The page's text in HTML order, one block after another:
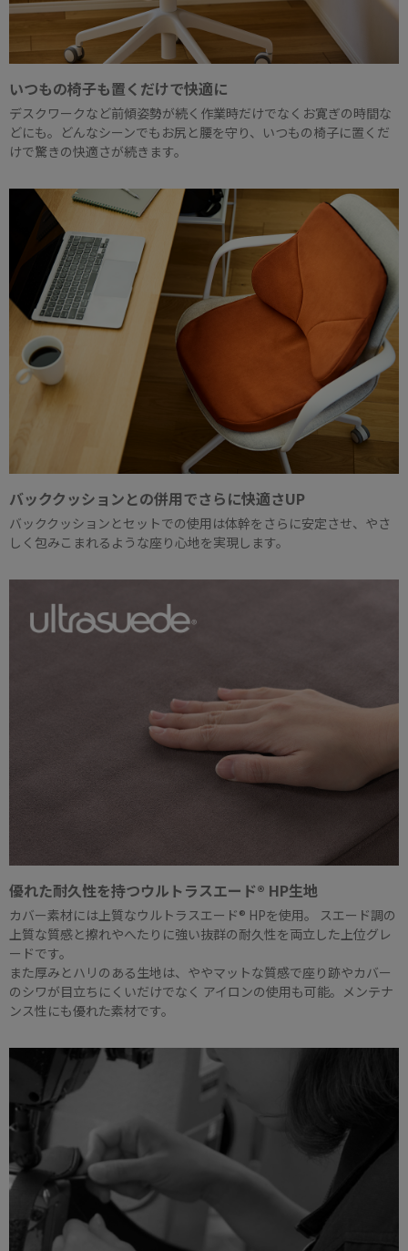
いつもの椅子も置くだけで快適に
デスクワークなど前傾姿勢が続く作業時だけでなくお寛ぎの時間な
どにも。どんなシーンでもお尻と腰を守り、いつもの椅子に置くだ
けで驚きの快適さが続きます。
バッククッションとの併用でさらに快適さUP
バッククッションとセットでの使用は体幹をさらに安定させ、やさ
しく包みこまれるような座り心地を実現します。
優れた耐久性を持つウルトラスエード® HP生地
カバー素材には上質なウルトラスエード® HPを使用。 スエード調の
上質な質感と擦れやへたりに強い抜群の耐久性を両立した上位グレ
ードです。
また厚みとハリのある生地は、ややマットな質感で座り跡やカバー
のシワが目立ちにくいだけでなく アイロンの使用も可能。メンテナ
ンス性にも優れた素材です。